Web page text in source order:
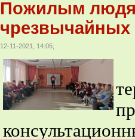
Пожилым
чрезвычайных
12-11-2021, 14:05;